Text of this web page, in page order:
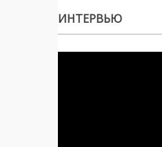
ИНТЕРВЬЮ